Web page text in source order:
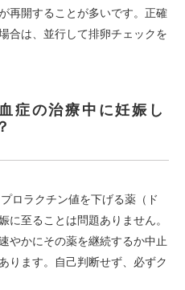
再開することが多いです。正確
合は、並行して排卵チェックを
症の治療中に妊娠し
ロラクチン値を下げる薬（ド
に至ることは問題ありません。
やかにその薬を継続するか中止
ります。自己判断せず、必ずク